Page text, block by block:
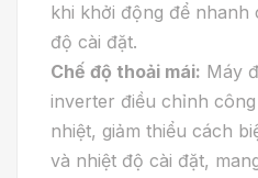
khi khởi động để nhanh
độ cài đặt.
Chế độ thoải mái: Máy
inverter điều chỉnh
nhiệt, giảm thiểu cách
và nhiệt độ cài đặt,